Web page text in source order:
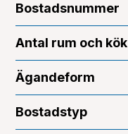
Bostadsnummer
Antal rum och kök
Ägandeform
Bostadstyp